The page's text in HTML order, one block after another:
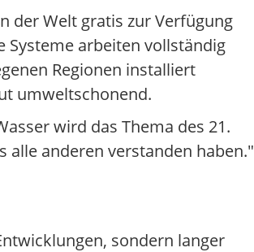
der Welt gratis zur Verfügung
Systeme arbeiten vollständig
Regionen installiert
umweltschonend.
wird das Thema des 21.
alle anderen verstanden haben."
sondern langer